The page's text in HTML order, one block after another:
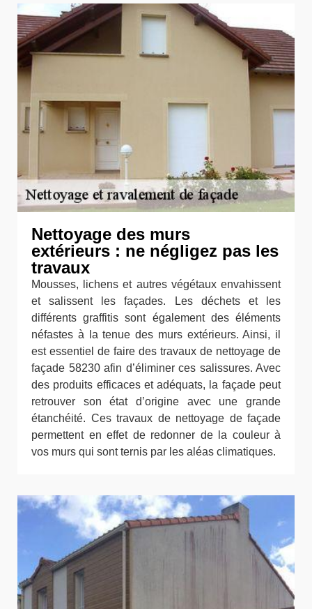
Nettoyage des murs
extérieurs : ne négligez pas les
travaux
Mousses, lichens et autres végétaux envahissent
et salissent les façades. Les déchets et les
différents graffitis sont également des éléments
néfastes à la tenue des murs extérieurs. Ainsi, il
est essentiel de faire des travaux de nettoyage de
façade 58230 afin d’éliminer ces salissures. Avec
des produits efficaces et adéquats, la façade peut
retrouver son état d’origine avec une grande
étanchéité. Ces travaux de nettoyage de façade
permettent en effet de redonner de la couleur à
vos murs qui sont ternis par les aléas climatiques.